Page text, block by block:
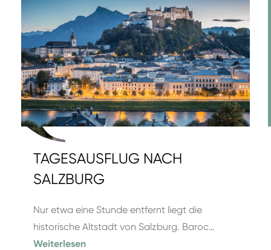
TAGESAUSFLUG NACH
SALZBURG
Nur etwa eine Stunde entfernt liegt die
historische Altstadt von Salzburg. Baroc…
Weiterlesen